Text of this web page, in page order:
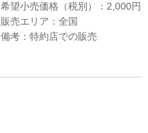
希望小売価格（税別）：2,000円
販売エリア：全国
備考：特約店での販売